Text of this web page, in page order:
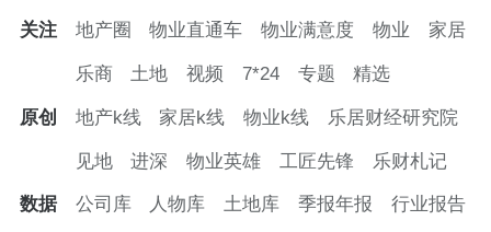
18.33亿元，服务客户1.5万余位。截至2025年
末，公司通过公募REITs和可转债投资民营及
中小企业合计5.41亿元。一创投行积极服务创
（874840.NQ）、美富特（874715.NQ）、金
万众
（873534.NQ）3家民营企业新三板挂牌
关注 地产圈 物业直通车 物业满意度 物业 家居
乐商 土地 视频 7*24 专题 精选
原创 地产k线 家居k线 物业k线 乐居财经研究院
见地 进深 物业英雄 工匠先锋 乐财札记
数据 公司库 人物库 土地库 季报年报 行业报告